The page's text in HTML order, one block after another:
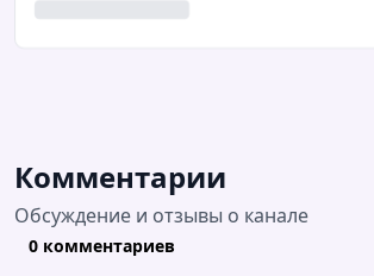
Комментарии
Обсуждение и отзывы о канале
0 комментариев